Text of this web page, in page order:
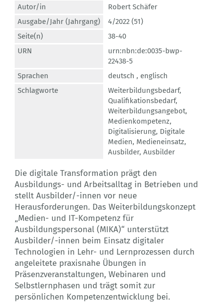
Autor/in
Robert Schäfer
Ausgabe/Jahr (Jahrgang)
4/2022 (51)
Seite(n)
38-40
URN
urn:nbn:de:0035-bwp-
22438-5
Sprachen
deutsch , englisch
Schlagworte
Weiterbildungsbedarf,
Qualifikationsbedarf,
Weiterbildungsangebot,
Medienkompetenz,
Digitalisierung, Digitale
Medien, Medieneinsatz,
Ausbilder, Ausbilder
Die digitale Transformation prägt den
Ausbildungs- und Arbeitsalltag in Betrieben und
stellt Ausbilder/-innen vor neue
Herausforderungen. Das Weiterbildungskonzept
„Medien- und IT-Kompetenz für
Ausbildungspersonal (MIKA)“ unterstützt
Ausbilder/-innen beim Einsatz digitaler
Technologien in Lehr- und Lernprozessen durch
angeleitete praxisnahe Übungen in
Präsenzveranstaltungen, Webinaren und
Selbstlernphasen und trägt somit zur
persönlichen Kompetenzentwicklung bei.